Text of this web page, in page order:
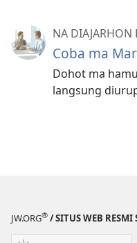
NA DIAJARHON
Coba ma
Dohot ma
langsung
JW.ORG® / SITUS WEB RESMI